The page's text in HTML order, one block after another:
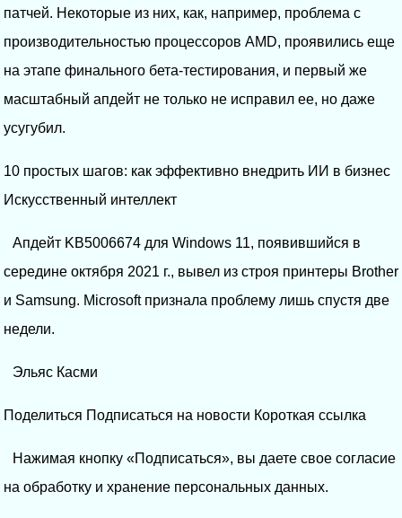
патчей. Некоторые из них, как, например, проблема с
производительностью процессоров AMD, проявились еще
на этапе финального бета-тестирования, и первый же
масштабный апдейт не только не исправил ее, но даже
усугубил.
10 простых шагов: как эффективно внедрить ИИ в бизнес
Искусственный интеллект
Апдейт KB5006674 для Windows 11, появившийся в
середине октября 2021 г., вывел из строя принтеры Brother
и Samsung. Microsoft признала проблему лишь спустя две
недели.
Эльяс Касми
Поделиться Подписаться на новости Короткая ссылка
Нажимая кнопку «Подписаться», вы даете свое согласие
на обработку и хранение персональных данных.